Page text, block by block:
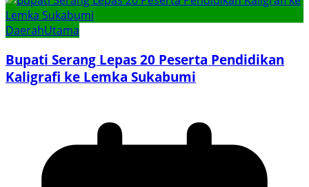
DaerahUtama
Bupati Serang Lepas 20 Peserta Pendidikan
Kaligrafi ke Lemka Sukabumi